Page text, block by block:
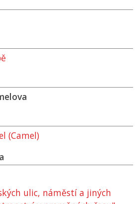
(Camel)
ulic, náměstí a jiných